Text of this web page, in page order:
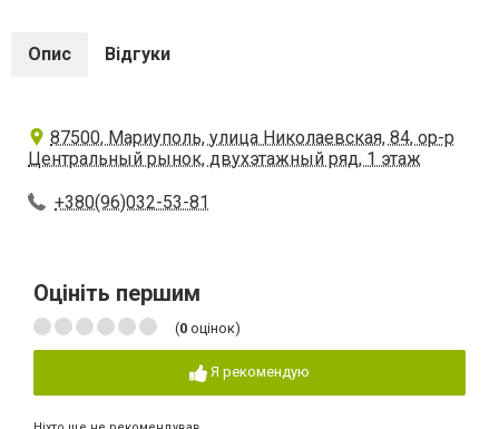
Опис Відгуки
87500, Мариуполь, улица Николаевская, 84, ор-р
Центральный рынок, двухэтажный ряд, 1 этаж
+380(96)032-53-81
Оцініть першим
(0 оцінок)
Я рекомендую